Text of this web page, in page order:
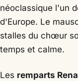
néoclassique l'un
d'Europe. Le
stalles du chœur
temps et calme.
Les remparts